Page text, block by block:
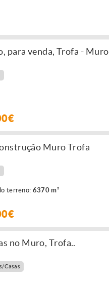
para venda, Trofa - Muro
Muro Trofa
terreno: 6370 m²
no Muro, Trofa..
Casas